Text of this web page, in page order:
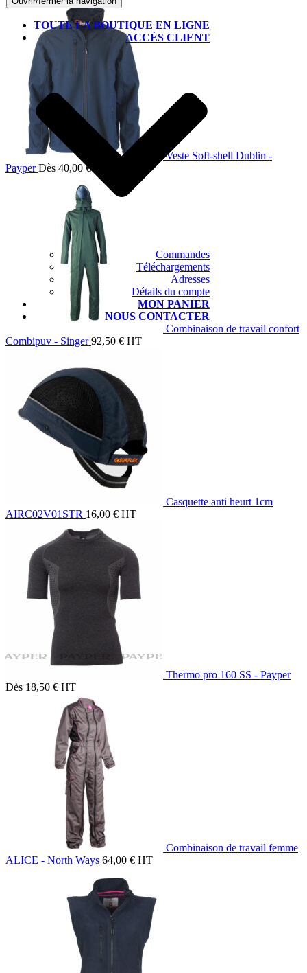
TOUTE LA BOUTIQUE EN LIGNE
ACCÈS CLIENT
Commandes
Téléchargements
Adresses
Détails du compte
MON PANIER
NOUS CONTACTER
Veste Soft-shell Dublin -
Payper Dès 40,00€HT
Combinaison de travail confort
Combipuv - Singer 92,50 € HT
Casquette anti heurt 1cm
AIRC02V01STR 16,00 € HT
Thermo pro 160 SS - Payper
Dès 18,50 € HT
Combinaison de travail femme
ALICE - North Ways 64,00 € HT